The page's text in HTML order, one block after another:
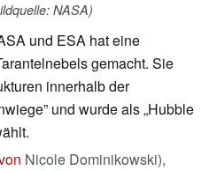
NASA)
und ESA hat eine
gemacht. Sie
innerhalb der
und wurde als „Hubble
Nicole Dominikowski),